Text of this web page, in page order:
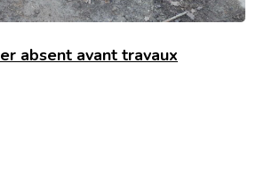
absent avant travaux